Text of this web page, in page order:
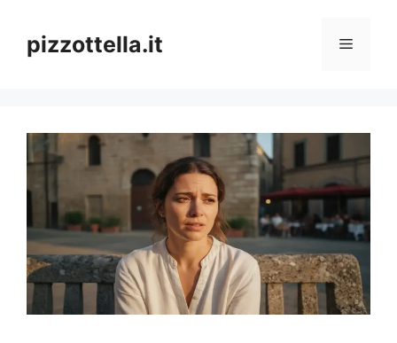
contenuto
pizzottella.it Menu